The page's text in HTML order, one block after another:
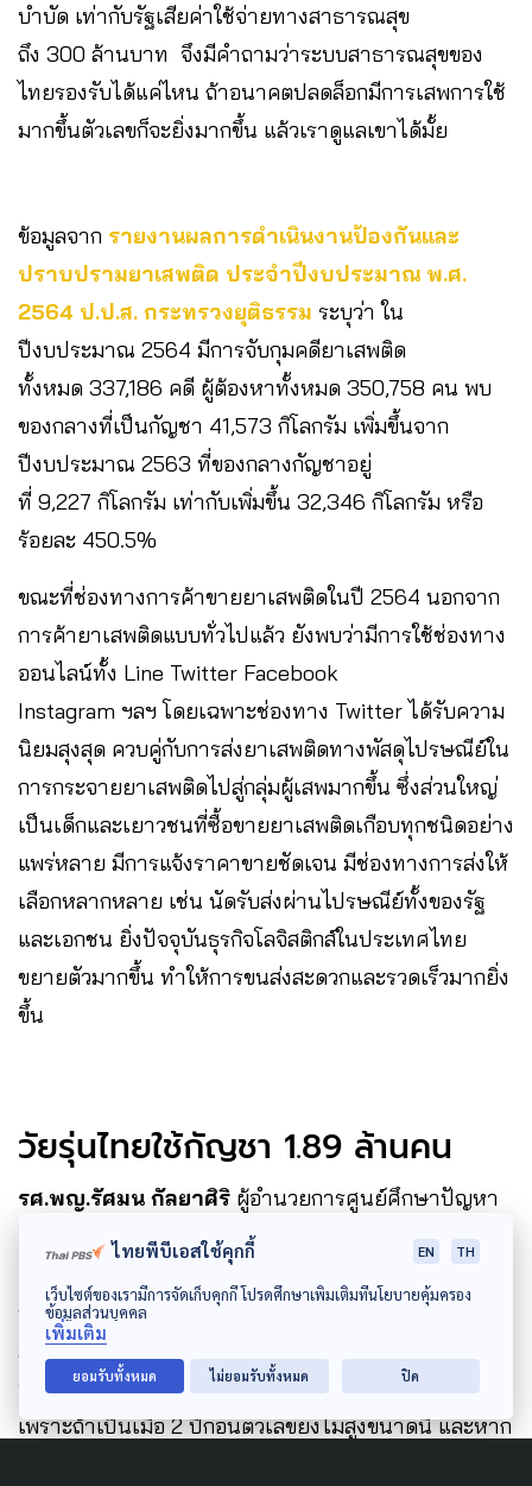
บำบัด เท่ากับรัฐเสียค่าใช้จ่ายทางสาธารณสุข
ถึง 300 ล้านบาท จึงมีคำถามว่าระบบสาธารณสุขของ
ไทยรองรับได้แค่ไหน ถ้าอนาคตปลดล็อกมีการเสพการใช้
มากขึ้นตัวเลขก็จะยิ่งมากขึ้น แล้วเราดูแลเขาได้มั้ย
ข้อมูลจาก รายงานผลการดำเนินงานป้องกันและ
ปราบปรามยาเสพติด ประจำปีงบประมาณ พ.ศ.
2564 ป.ป.ส. กระทรวงยุติธรรม ระบุว่า ใน
ปีงบประมาณ 2564 มีการจับกุมคดียาเสพติด
ทั้งหมด 337,186 คดี ผู้ต้องหาทั้งหมด 350,758 คน พบ
ของกลางที่เป็นกัญชา 41,573 กิโลกรัม เพิ่มขึ้นจาก
ปีงบประมาณ 2563 ที่ของกลางกัญชาอยู่
ที่ 9,227 กิโลกรัม เท่ากับเพิ่มขึ้น 32,346 กิโลกรัม หรือ
ร้อยละ 450.5%
ขณะที่ช่องทางการค้าขายยาเสพติดในปี 2564 นอกจาก
การค้ายาเสพติดแบบทั่วไปแล้ว ยังพบว่ามีการใช้ช่องทาง
ออนไลน์ทั้ง Line Twitter Facebook
Instagram ฯลฯ โดยเฉพาะช่องทาง Twitter ได้รับความ
นิยมสุงสุด ควบคู่กับการส่งยาเสพติดทางพัสดุไปรษณีย์ใน
การกระจายยาเสพติดไปสู่กลุ่มผู้เสพมากขึ้น ซึ่งส่วนใหญ่
เป็นเด็กและเยาวชนที่ซื้อขายยาเสพติดเกือบทุกชนิดอย่าง
แพร่หลาย มีการแจ้งราคาขายชัดเจน มีช่องทางการส่งให้
เลือกหลากหลาย เช่น นัดรับส่งผ่านไปรษณีย์ทั้งของรัฐ
และเอกชน ยิ่งปัจจุบันธุรกิจโลจิสติกส์ในประเทศไทย
ขยายตัวมากขึ้น ทำให้การขนส่งสะดวกและรวดเร็วมากยิ่ง
ขึ้น
วัยรุ่นไทยใช้กัญชา 1.89 ล้านคน
รศ.พญ.รัศมน กัลยาศิริ ผู้อำนวยการศูนย์ศึกษาปัญหา
ยาเสพติด (ศศก.) ภาควิชาจิตเวชศาสตร์ คณะ
แพทยศาสตร์ จุฬาลงกรณ์มหาวิทยาลัย กล่าวว่า ในเรื่อง
ของกัญชา ทางศูนย์มีตัวเลขปี 2564 พบคนไทยอายุ 18-
25 ปี มีการใช้กัญชาที่ไม่ใช่ทางการแพทย์
ประมาณ 1.89 ล้านคน หรือคิดเป็น 4.3% ถือว่าสูงมาก
เพราะถ้าเป็นเมื่อ 2 ปีก่อนตัวเลขยังไม่สูงขนาดนี้ และหาก
ไทยพีบีเอสใช้คุกกี้ EN TH
เว็บไซต์ของเรามีการจัดเก็บคุกกี้ โปรดศึกษาเพิ่มเติมที่นโยบายคุ้มครอง
ข้อมูลส่วนบุคคล
เพิ่มเติม
ยอมรับทั้งหมด ไม่ยอมรับทั้งหมด ปิด